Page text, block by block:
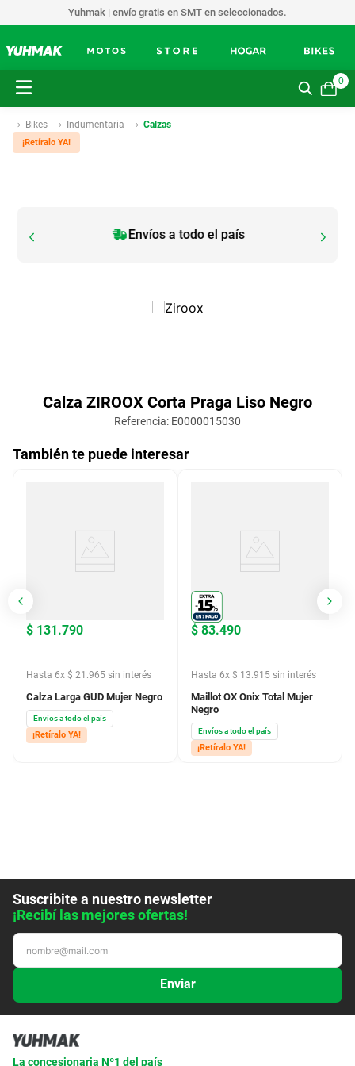
Yuhmak | envío gratis en SMT en seleccionados.
0
Bikes Indumentaria Calzas
¡Retíralo YA!
Envíos a todo el país
Calza ZIROOX Corta Praga Liso Negro
Referencia: E0000015030
También te puede interesar
$ 131.790
Hasta 6x $ 21 .965 sin interés
Calza Larga GUD Mujer Negro
Envíos a todo el país
¡Retíralo YA!
$ 83.490
Hasta 6x $ 13.915 sin interés
Maillot OX Onix Total Mujer
Negro
Envíos a todo el país
¡Retíralo YA!
Suscribite a nuestro newsletter
¡Recibí las mejores ofertas!
Enviar
La concesionaria Nº1 del país